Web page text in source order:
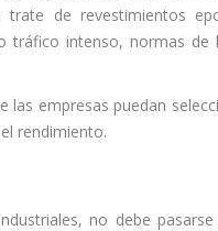
trate de revestimientos
tráfico intenso, normas de
las empresas puedan
rendimiento.
no debe